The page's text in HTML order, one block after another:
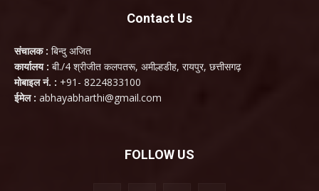
Contact Us
संचालक : बिन्दु अजित
कार्यालय : बी./4 श्रीजीत कलपतरू, अमील्हडीह, रायपुर, छत्तीसगढ़
मोबाइल नं. : +91- 8224833100
ईमेल : abhayabharthi@gmail.com
FOLLOW US